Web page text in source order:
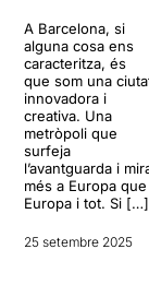
A Barcelona, si
alguna cosa ens
caracteritza, és
que som una
innovadora i
creativa. Una
metròpoli que
surfeja
l’avantguarda i
més a Europa que
Europa i tot. Si […]
25 setembre 2025